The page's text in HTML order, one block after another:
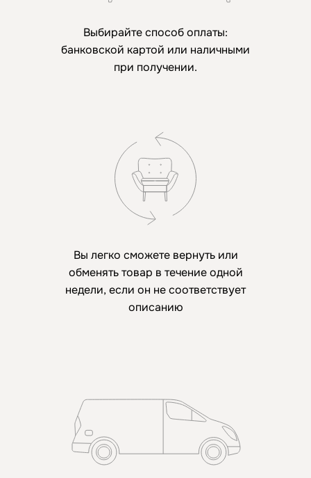
Выбирайте способ оплаты:
банковской картой или наличными
при получении.
Вы легко сможете вернуть или
обменять товар в течение одной
недели, если он не соответствует
описанию